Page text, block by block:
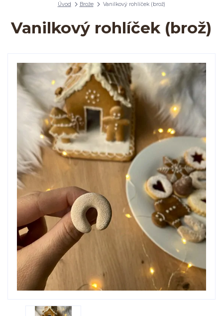
Úvod Brože Vanilkový rohlíček (brož)
Vanilkový rohlíček (brož)